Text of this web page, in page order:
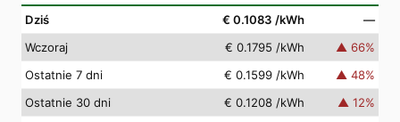
Dziś € 0.1083 /kWh
—
Wczoraj
€ 0.1795 /kWh ▲ 66%
Ostatnie 7 dni
€ 0.1599 /kWh ▲ 48%
Ostatnie 30 dni
€ 0.1208 /kWh ▲ 12%